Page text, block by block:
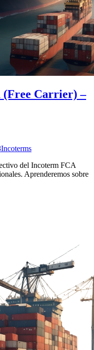
Carrier) –
Incoterms
del Incoterm FCA
Aprenderemos sobre